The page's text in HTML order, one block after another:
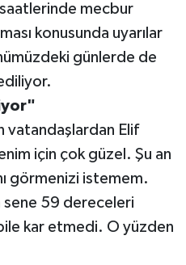
mecbur
konusunda uyarılar
günlerde de
vatandaşlardan Elif
için çok güzel. Şu an
görmenizi istemem.
sene 59 dereceleri
kar etmedi. O yüzden